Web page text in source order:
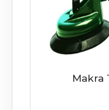
Makra